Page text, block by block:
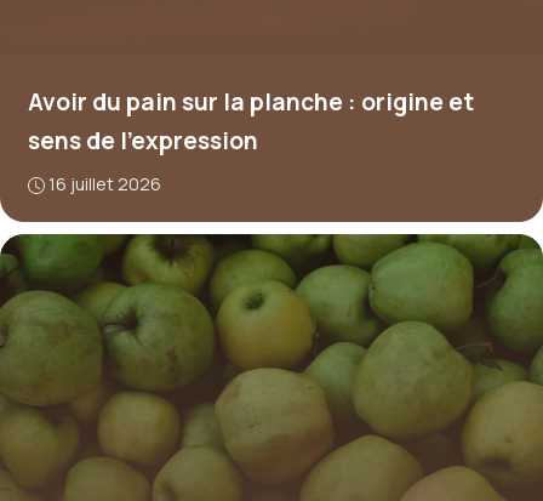
Avoir du pain sur la planche : origine et
sens de l’expression
16 juillet 2026